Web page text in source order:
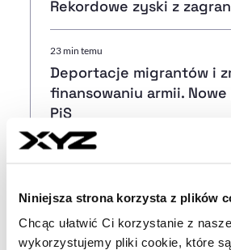
Niniejsza strona korzysta z plików
Chcąc ułatwić Ci korzystanie z
wykorzystujemy pliki cookie, które
Rekordowe zyski z
23 min temu
Deportacje migrantów i
finansowaniu armii. Nowe
PiS
nieruchomości. Fundusz
na rynku